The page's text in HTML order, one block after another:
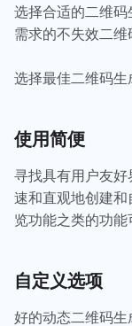
选择合适的二维
需求的不失效二维
选择最佳二维码生
使用简便
寻找具有用户友
速和直观地创建
览功能之类的功能
自定义选项
好的动态二维码